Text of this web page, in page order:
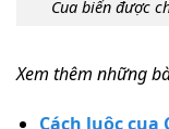
Cua biển được
Xem thêm những
Cách luộc